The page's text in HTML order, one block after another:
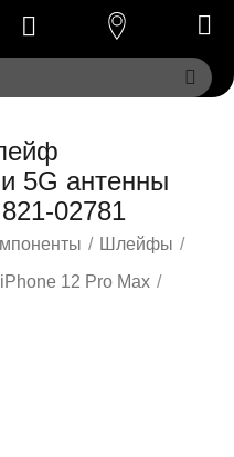
5G антенны
02781
/ Шлейфы /
iPhone 12 Pro Max /